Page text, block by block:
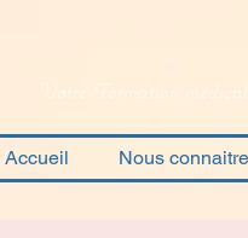
Votre Formation
Accueil Nous connaitre